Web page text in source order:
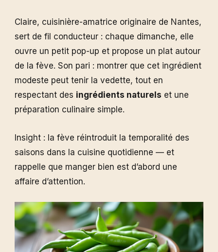
Claire, cuisinière-amatrice originaire de Nantes,
sert de fil conducteur : chaque dimanche, elle
ouvre un petit pop-up et propose un plat autour
de la fève. Son pari : montrer que cet ingrédient
modeste peut tenir la vedette, tout en
respectant des ingrédients naturels et une
préparation culinaire simple.
Insight : la fève réintroduit la temporalité des
saisons dans la cuisine quotidienne — et
rappelle que manger bien est d’abord une
affaire d’attention.